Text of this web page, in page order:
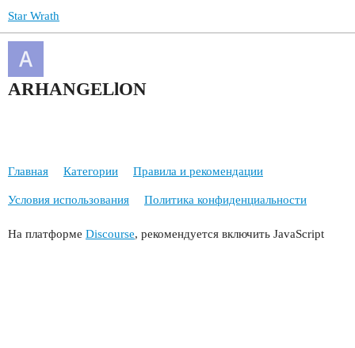
Star Wrath
ARHANGELlON
Главная Категории Правила и рекомендации
Условия использования Политика конфиденциальности
На платформе Discourse, рекомендуется включить JavaScript